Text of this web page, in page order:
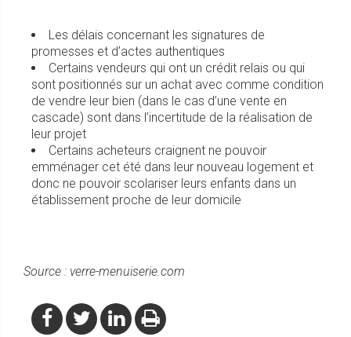
Les délais concernant les signatures de
promesses et d’actes authentiques
Certains vendeurs qui ont un crédit relais ou qui
sont positionnés sur un achat avec comme condition
de vendre leur bien (dans le cas d’une vente en
cascade) sont dans l’incertitude de la réalisation de
leur projet
Certains acheteurs craignent ne pouvoir
emménager cet été dans leur nouveau logement et
donc ne pouvoir scolariser leurs enfants dans un
établissement proche de leur domicile
Source : verre-menuiserie.com